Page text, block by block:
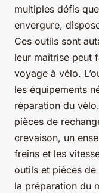
multiples défis
envergure,
Ces outils sont
leur maîtrise peut
voyage à vélo.
les équipements
réparation du
pièces de
crevaison, un
freins et les
outils et pièces
la préparation du